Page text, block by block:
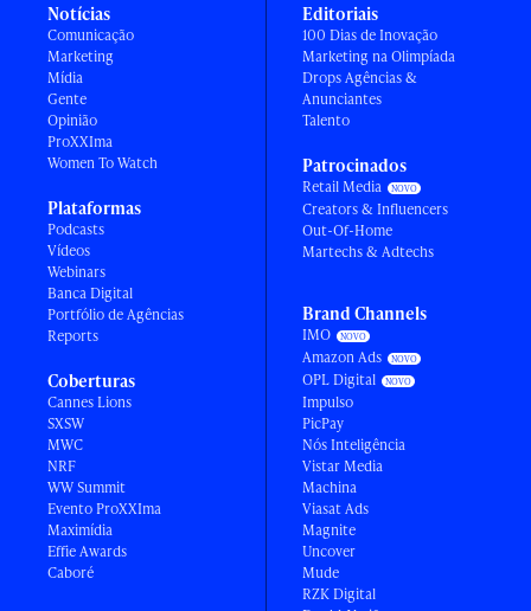
Notícias
Comunicação
Marketing
Mídia
Gente
Opinião
ProXXIma
Women To Watch
Plataformas
Podcasts
Vídeos
Webinars
Banca Digital
Portfólio de Agências
Reports
Coberturas
Cannes Lions
SXSW
MWC
NRF
WW Summit
Evento ProXXIma
Maximídia
Effie Awards
Caboré
Editoriais
100 Dias de Inovação
Marketing na Olimpíada
Drops Agências &
Anunciantes
Talento
Patrocinados
Retail Media
Creators & Influencers
Out-Of-Home
Martechs & Adtechs
Brand Channels
IMO
Amazon Ads
OPL Digital
Impulso
PicPay
Nós Inteligência
Vistar Media
Machina
Viasat Ads
Magnite
Uncover
Mude
RZK Digital